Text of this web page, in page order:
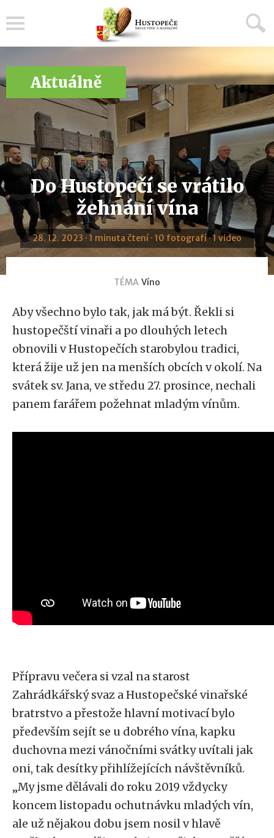
Aktuálně
Do Hustopečí se vrátilo
žehnání vína
28. 12. 2023 · 1 minuta čtení · 10 fotografí · 1 video
TÉMA Víno
Aby všechno bylo tak, jak má být. Řekli si
hustopečští vinaři a po dlouhých letech
obnovili v Hustopečích starobylou tradici,
která žije už jen na menších obcích v okolí. Na
svátek sv. Jana, ve středu 27. prosince, nechali
panem farářem požehnat mladým vínům.
Přípravu večera si vzal na starost
Zahrádkářský svaz a Hustopečské vinařské
bratrstvo a přestože hlavní motivací bylo
především sejít se u dobrého vína, kapku
duchovna mezi vánočními svátky uvítali jak
oni, tak desítky přihlížejících návštěvníků.
„My jsme dělávali do roku 2019 vždycky
koncem listopadu ochutnávku mladých vín,
ale už nějakou dobu jsem nosil v hlavě